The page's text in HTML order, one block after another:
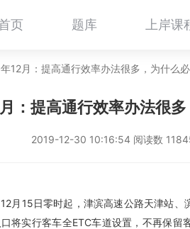
页 题库 上岸课
12月：提高通行效率办法很多，为什么
：提高通行效率办法很
2019-12-30 10:16:54 阅读数
月15日零时起，津滨高速公路天津站
将实行客车全ETC车道设置，不再保留